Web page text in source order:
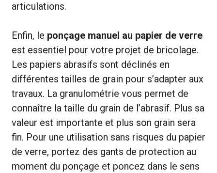
articulations.
Enfin, le ponçage manuel au papier de verre
est essentiel pour votre projet de bricolage.
Les papiers abrasifs sont déclinés en
différentes tailles de grain pour s’adapter aux
travaux. La granulométrie vous permet de
connaître la taille du grain de l’abrasif. Plus sa
valeur est importante et plus son grain sera
fin. Pour une utilisation sans risques du papier
de verre, portez des gants de protection au
moment du ponçage et poncez dans le sens